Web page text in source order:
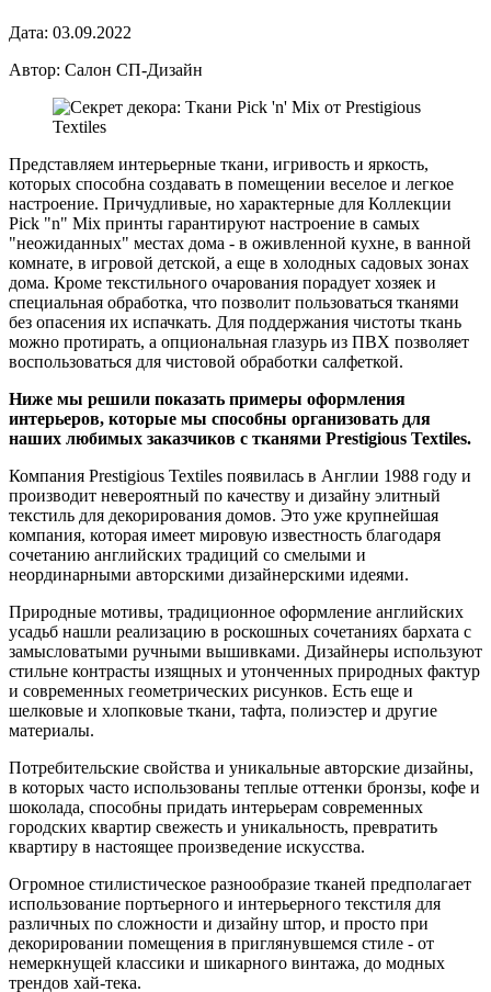
Дата: 03.09.2022
Автор: Салон СП-Дизайн
Представляем интерьерные ткани, игривость и яркость,
которых способна создавать в помещении веселое и легкое
настроение. Причудливые, но характерные для Коллекции
Pick "n" Mix принты гарантируют настроение в самых
"неожиданных" местах дома - в оживленной кухне, в ванной
комнате, в игровой детской, а еще в холодных садовых зонах
дома. Кроме текстильного очарования порадует хозяек и
специальная обработка, что позволит пользоваться тканями
без опасения их испачкать. Для поддержания чистоты ткань
можно протирать, а опциональная глазурь из ПВХ позволяет
воспользоваться для чистовой обработки салфеткой.
Ниже мы решили показать примеры оформления
интерьеров, которые мы способны организовать для
наших любимых заказчиков с тканями Prestigious Textiles.
Компания Prestigious Textiles появилась в Англии 1988 году и
производит невероятный по качеству и дизайну элитный
текстиль для декорирования домов. Это уже крупнейшая
компания, которая имеет мировую известность благодаря
сочетанию английских традиций со смелыми и
неординарными авторскими дизайнерскими идеями.
Природные мотивы, традиционное оформление английских
усадьб нашли реализацию в роскошных сочетаниях бархата с
замысловатыми ручными вышивками. Дизайнеры используют
стильне контрасты изящных и утонченных природных фактур
и современных геометрических рисунков. Есть еще и
шелковые и хлопковые ткани, тафта, полиэстер и другие
материалы.
Потребительские свойства и уникальные авторские дизайны,
в которых часто использованы теплые оттенки бронзы, кофе и
шоколада, способны придать интерьерам современных
городских квартир свежесть и уникальность, превратить
квартиру в настоящее произведение искусства.
Огромное стилистическое разнообразие тканей предполагает
использование портьерного и интерьерного текстиля для
различных по сложности и дизайну штор, и просто при
декорировании помещения в приглянувшемся стиле - от
немеркнущей классики и шикарного винтажа, до модных
трендов хай-тека.